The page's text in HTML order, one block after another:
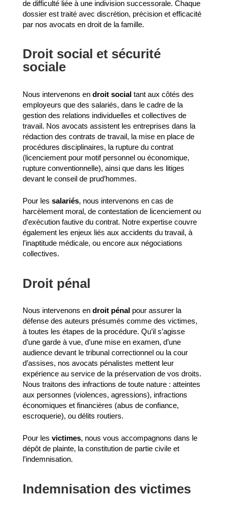
de difficulté liée à une indivision successorale. Chaque
dossier est traité avec discrétion, précision et efficacité
par nos avocats en droit de la famille.
Droit social et sécurité
sociale
Nous intervenons en droit socialtant aux côtés des
employeurs que des salariés, dans le cadre de la
gestion des relations individuelles et collectives de
travail. Nos avocats assistent les entreprises dans la
rédaction des contrats de travail, la mise en place de
procédures disciplinaires, la rupture du contrat
(licenciement pour motif personnel ou économique,
rupture conventionnelle), ainsi que dans les litiges
devant le conseil de prud’hommes.
Pour les salariés, nous intervenons en cas de
harcèlement moral, de contestation de licenciement ou
d’exécution fautive du contrat. Notre expertise couvre
également les enjeux liés aux accidents du travail, à
l’inaptitude médicale, ou encore aux négociations
collectives.
Droit pénal
Nous intervenons en droit pénalpour assurer la
défense des auteurs présumés comme des victimes,
à toutes les étapes de la procédure. Qu’il s’agisse
d’une garde à vue, d’une mise en examen, d’une
audience devant le tribunal correctionnel ou la cour
d’assises, nos avocats pénalistes mettent leur
expérience au service de la préservation de vos droits.
Nous traitons des infractions de toute nature : atteintes
aux personnes (violences, agressions), infractions
économiques et financières (abus de confiance,
escroquerie), ou délits routiers.
Pour les victimes, nous vous accompagnons dans le
dépôt de plainte, la constitution de partie civile et
l’indemnisation.
Indemnisation des victimes